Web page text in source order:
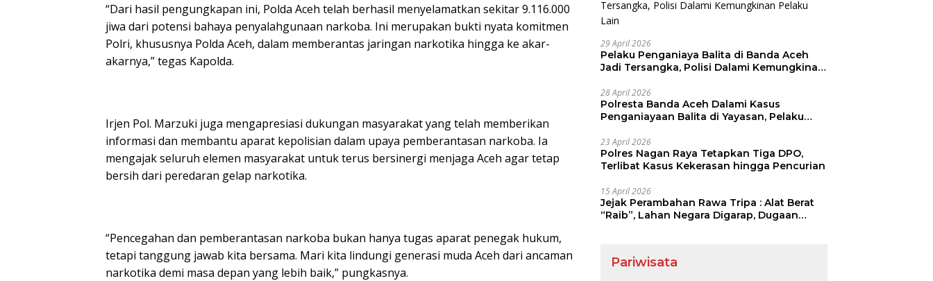
“Dari hasil pengungkapan ini, Polda Aceh telah berhasil menyelamatkan sekitar 9.116.000
jiwa dari potensi bahaya penyalahgunaan narkoba. Ini merupakan bukti nyata komitmen
Polri, khususnya Polda Aceh, dalam memberantas jaringan narkotika hingga ke akar-
akarnya,” tegas Kapolda.
Irjen Pol. Marzuki juga mengapresiasi dukungan masyarakat yang telah memberikan
informasi dan membantu aparat kepolisian dalam upaya pemberantasan narkoba. Ia
mengajak seluruh elemen masyarakat untuk terus bersinergi menjaga Aceh agar tetap
bersih dari peredaran gelap narkotika.
“Pencegahan dan pemberantasan narkoba bukan hanya tugas aparat penegak hukum,
tetapi tanggung jawab kita bersama. Mari kita lindungi generasi muda Aceh dari ancaman
narkotika demi masa depan yang lebih baik,” pungkasnya.
29 April 2026
Pelaku Penganiaya Balita di Banda Aceh
Jadi Tersangka, Polisi Dalami Kemungkinan
28 April 2026
Polresta Banda Aceh Dalami Kasus
Penganiayaan Balita di Yayasan, Pelaku
23 April 2026
Polres Nagan Raya Tetapkan Tiga DPO,
Terlibat Kasus Kekerasan hingga Pencurian
15 April 2026
Jejak Perambahan Rawa Tripa : Alat Berat
“Raib”, Lahan Negara Digarap, Dugaan
Pariwisata